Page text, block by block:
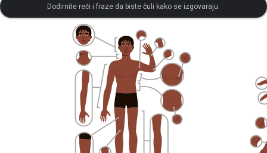
Dodirnite reči i fraze da biste čuli kako se izgovaraju.